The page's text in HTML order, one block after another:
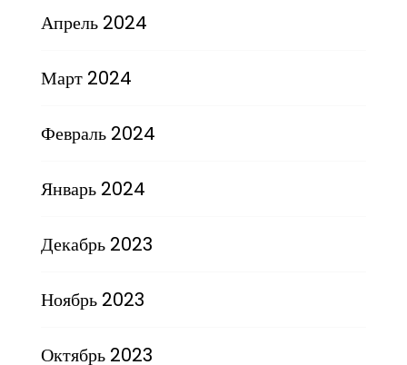
Апрель 2024
Март 2024
Февраль 2024
Январь 2024
Декабрь 2023
Ноябрь 2023
Октябрь 2023